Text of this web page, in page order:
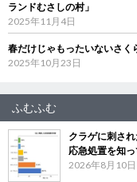
ランドむさしの村」
2025年11月4日
春だけじゃもったいないさく
2025年10月23日
ふむふむ
クラゲに刺さ
応急処置を知っ
2026年8月10日